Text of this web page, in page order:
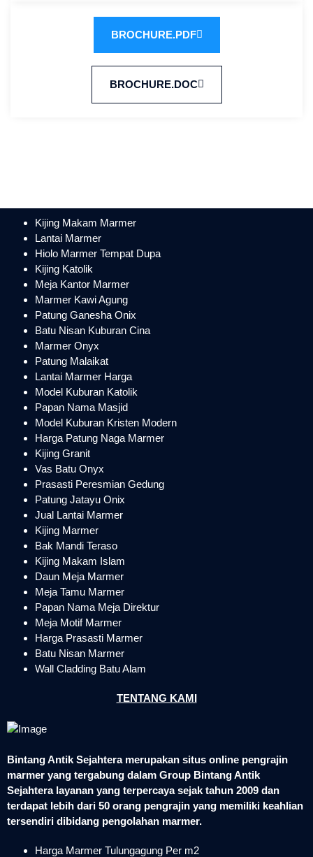
BROCHURE.PDF
BROCHURE.DOC
Kijing Makam Marmer
Lantai Marmer
Hiolo Marmer Tempat Dupa
Kijing Katolik
Meja Kantor Marmer
Marmer Kawi Agung
Patung Ganesha Onix
Batu Nisan Kuburan Cina
Marmer Onyx
Patung Malaikat
Lantai Marmer Harga
Model Kuburan Katolik
Papan Nama Masjid
Model Kuburan Kristen Modern
Harga Patung Naga Marmer
Kijing Granit
Vas Batu Onyx
Prasasti Peresmian Gedung
Patung Jatayu Onix
Jual Lantai Marmer
Kijing Marmer
Bak Mandi Teraso
Kijing Makam Islam
Daun Meja Marmer
Meja Tamu Marmer
Papan Nama Meja Direktur
Meja Motif Marmer
Harga Prasasti Marmer
Batu Nisan Marmer
Wall Cladding Batu Alam
TENTANG KAMI
Bintang Antik Sejahtera merupakan situs online pengrajin
marmer yang tergabung dalam Group Bintang Antik
Sejahtera layanan yang terpercaya sejak tahun 2009 dan
terdapat lebih dari 50 orang pengrajin yang memiliki keahlian
tersendiri dibidang pengolahan marmer.
Harga Marmer Tulungagung Per m2